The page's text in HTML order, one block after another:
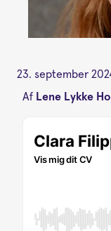
23. september
Af Lene Lykke